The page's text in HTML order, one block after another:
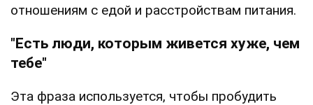
отношениям с едой и расстройствам питания.
"Есть люди, которым живется хуже, чем
тебе"
Эта фраза используется, чтобы пробудить